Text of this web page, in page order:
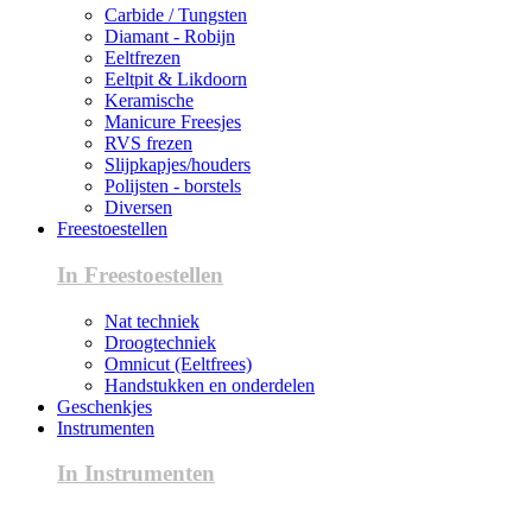
Carbide / Tungsten
Diamant - Robijn
Eeltfrezen
Eeltpit & Likdoorn
Keramische
Manicure Freesjes
RVS frezen
Slijpkapjes/houders
Polijsten - borstels
Diversen
Freestoestellen
In Freestoestellen
Nat techniek
Droogtechniek
Omnicut (Eeltfrees)
Handstukken en onderdelen
Geschenkjes
Instrumenten
In Instrumenten